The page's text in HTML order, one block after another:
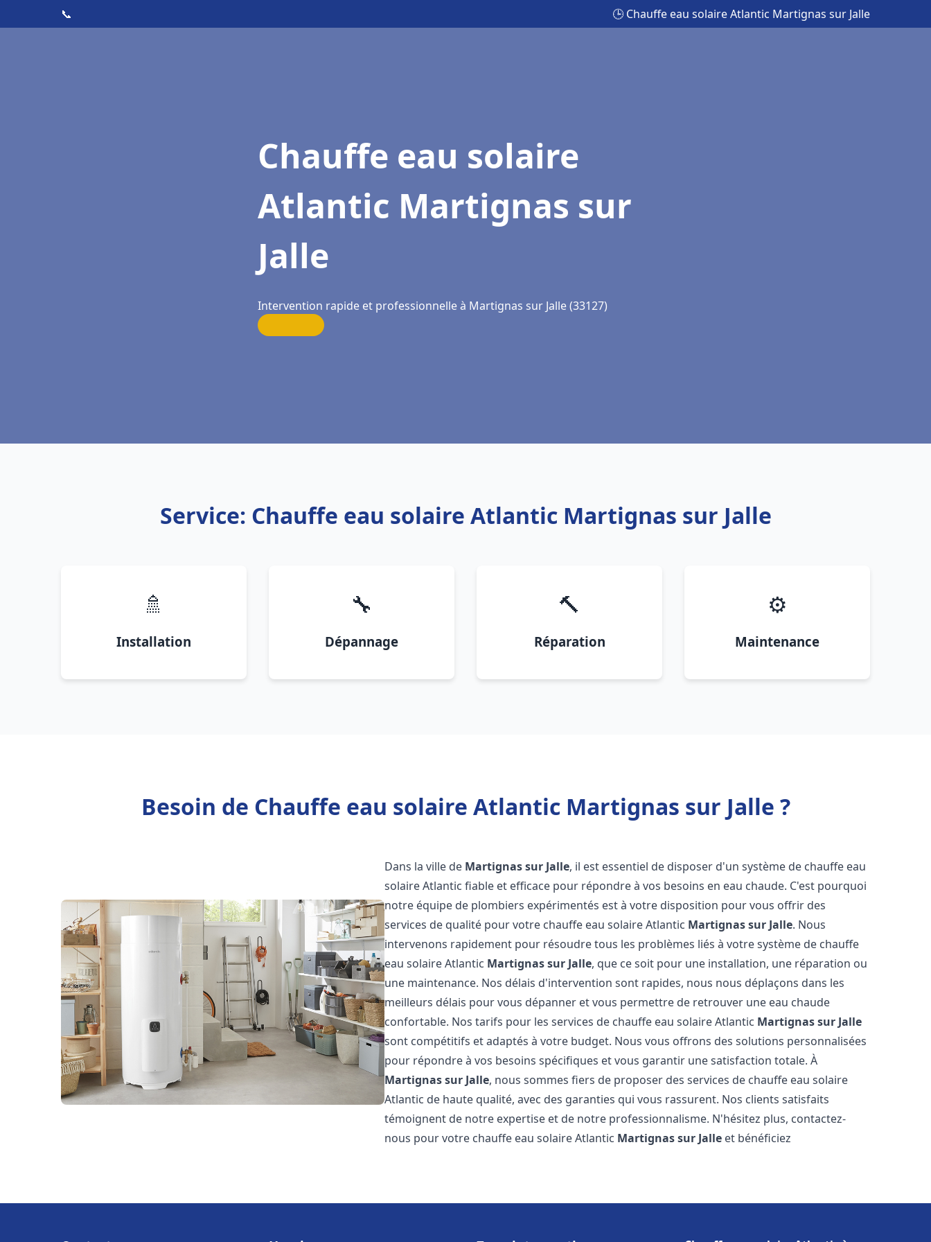
📞 🕒 Chauffe eau solaire Atlantic Martignas sur Jalle
Chauffe eau solaire
Atlantic Martignas sur
Jalle
Intervention rapide et professionnelle à Martignas sur Jalle (33127)
Service: Chauffe eau solaire Atlantic Martignas sur Jalle
🚿
Installation
🔧
Dépannage
🔨
Réparation
⚙️
Maintenance
Besoin de Chauffe eau solaire Atlantic Martignas sur Jalle ?
Dans la ville de Martignas sur Jalle, il est essentiel de disposer d'un système de chauffe eau
solaire Atlantic fiable et efficace pour répondre à vos besoins en eau chaude. C'est pourquoi
notre équipe de plombiers expérimentés est à votre disposition pour vous offrir des
services de qualité pour votre chauffe eau solaire Atlantic Martignas sur Jalle. Nous
intervenons rapidement pour résoudre tous les problèmes liés à votre système de chauffe
eau solaire Atlantic Martignas sur Jalle, que ce soit pour une installation, une réparation ou
une maintenance. Nos délais d'intervention sont rapides, nous nous déplaçons dans les
meilleurs délais pour vous dépanner et vous permettre de retrouver une eau chaude
confortable. Nos tarifs pour les services de chauffe eau solaire Atlantic Martignas sur Jalle
sont compétitifs et adaptés à votre budget. Nous vous offrons des solutions personnalisées
pour répondre à vos besoins spécifiques et vous garantir une satisfaction totale. À
Martignas sur Jalle, nous sommes fiers de proposer des services de chauffe eau solaire
Atlantic de haute qualité, avec des garanties qui vous rassurent. Nos clients satisfaits
témoignent de notre expertise et de notre professionnalisme. N'hésitez plus, contactez-
nous pour votre chauffe eau solaire Atlantic Martignas sur Jalle et bénéficiez